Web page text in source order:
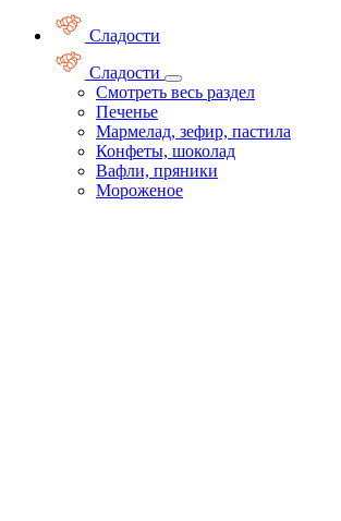
Сладости
Сладости
Смотреть весь раздел
Печенье
Мармелад, зефир, пастила
Конфеты, шоколад
Вафли, пряники
Мороженое